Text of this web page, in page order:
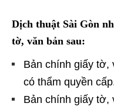
Dịch thuật Sài Gòn
tờ, văn bản sau:
Bản chính giấy tờ,
có thẩm quyền
Bản chính giấy tờ,